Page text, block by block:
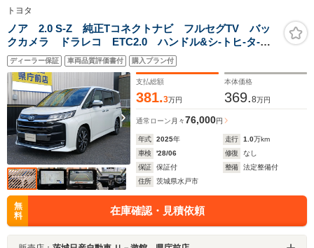
トヨタ
ノア 2.0 S-Z 純正Tコネクトナビ フルセグTV バッ
クカメラ ドラレコ ETC2.0 ハンドル&シ-トヒ-タ-
トヨタセフティセンス 両側電動スライドドア 電動リ
アゲ-ト LEDヘッドライト ワンオ-ナ- 禁煙車
ディーラー保証 車両品質評価書付 購入プラン付
支払総額
381.3万円
本体価格
369.8万円
通常ローン 月々76,000円
年式 2025年 走行 1.0万km
車検
'28/06 修復
なし
保証
保証付 整備
法定整備付
住所
茨城県水戸市
無
料
在庫確認・見積依頼